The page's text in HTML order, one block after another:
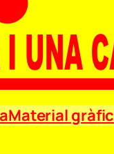
Material gràfic